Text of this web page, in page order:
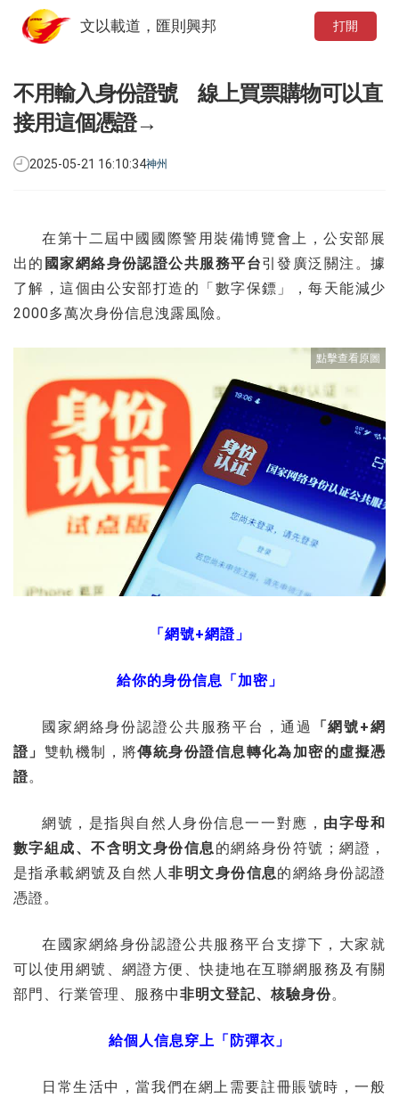
文以載道，匯則興邦 打開
不用輸入身份證號 線上買票購物可以直
接用這個憑證→
2025-05-21 16:10:34神州
在第十二屆中國國際警用裝備博覽會上，公安部展
出的 國家網絡身份認證公共服務平台引發廣泛關注。據
了解，這個由公安部打造的「數字保鏢」，每天能減少
2000多萬次身份信息洩露風險。
「網號+網證」
給你的身份信息「加密」
國家網絡身份認證公共服務平台，通過
「網號+網
證」 雙軌機制，將傳統身份證信息轉化為加密的虛擬憑
證。
網號，是指與自然人身份信息一一對應， 由字母和
數字組成、不含明文身份信息的網絡身份符號；網證，
是指承載網號及自然人非明文身份信息的網絡身份認證
憑證。
在國家網絡身份認證公共服務平台支撐下，大家就
可以使用網號、網證方便、快捷地在互聯網服務及有關
部門、行業管理、服務中非明文登記、核驗身份。
給個人信息穿上「防彈衣」
日常生活中，當我們在網上需要註冊賬號時，一般